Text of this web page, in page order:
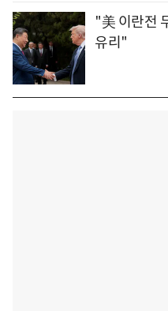
"美 이란전
유리"